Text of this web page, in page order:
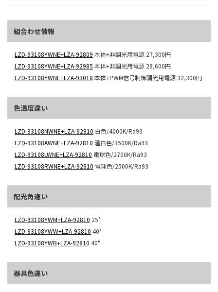
組合わせ情報
LZD-93108YWNE+LZA-92809 本体+非調光用電源 27,300円
LZD-93108YWNE+LZA-92985 本体+非調光用電源 28,600円
LZD-93108YWNE+LZA-93018 本体+PWM信号制御調光用電源32,300円
色温度違い
LZD-93108NWNE+LZA-92810 白色/4000K/Ra93
LZD-93108AWNE+LZA-92810 温白色/3500K/Ra93
LZD-93108LWNE+LZA-92810 電球色/2700K/Ra93
LZD-93108RWNE+LZA-92810 電球色/2500K/Ra93
配光角違い
LZD-93108YWM+LZA-92810 25°
LZD-93108YWW+LZA-92810 40°
LZD-93108YWB+LZA-92810 40°
器具色違い